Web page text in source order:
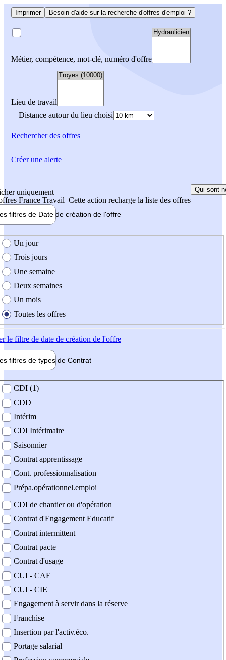
Imprimer Besoin d'aide sur la recherche d'offres d'emploi ?
Métier, compétence, mot-clé, numéro d'offre
Lieu de travail
Distance autour du lieu choisi
Rechercherdes offres
uniquement
France Travail Cette action recharge la liste des offres
Qui sont
filtres de Date de création de l'offre
création de l'offre
Un jour
Trois jours
Une semaine
Deux semaines
Un mois
Toutes les offres
le filtre de date de création de l'offre
filtres de types de Contrat
contrat
CDI (1)
CDD
Intérim
CDI Intérimaire
Saisonnier
Contrat apprentissage
Cont. professionnalisation
Prépa.opérationnel.emploi
CDI de chantier ou d'opération
Contrat d'Engagement Educatif
Contrat intermittent
Contrat pacte
Contrat d'usage
CUI - CAE
CUI - CIE
Engagement à servir dans la réserve
Franchise
Insertion par l'activ.éco.
Portage salarial
Créer une alerte